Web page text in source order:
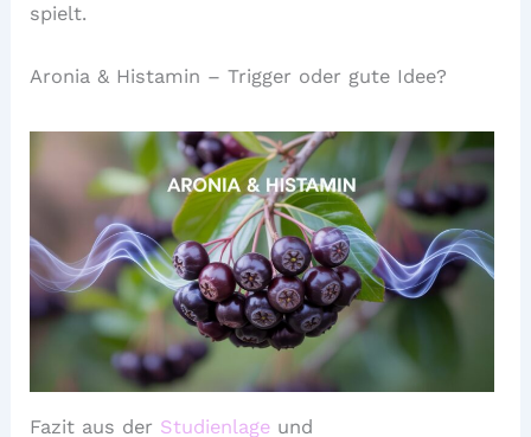
spielt.
Aronia & Histamin – Trigger oder gute Idee?
Fazit aus der Studienlage und